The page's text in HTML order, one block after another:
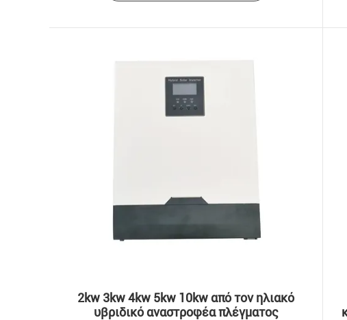
2kw 3kw 4kw 5kw 10kw από τον ηλιακό
υβριδικό αναστροφέα πλέγματος